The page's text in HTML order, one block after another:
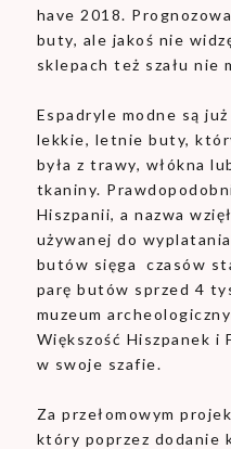
have 2018.
buty, ale jakoś nie
sklepach też szału nie
Espadryle modne są
lekkie, letnie buty,
była z trawy, włókna
tkaniny.
Hiszpanii, a nazwa
używanej do
butów sięga czasów
parę butów sprzed 4
muzeum
Większość Hiszpanek i
w swoje szafie.
Za przełomowym
który poprzez dodanie